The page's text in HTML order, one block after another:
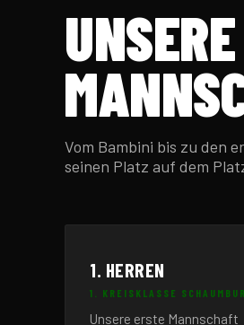
UNSERE
Vom Bambini bis zu den
seinen Platz auf dem
1. HERREN
1. KREISKLASSE
Unsere erste Mannschaft